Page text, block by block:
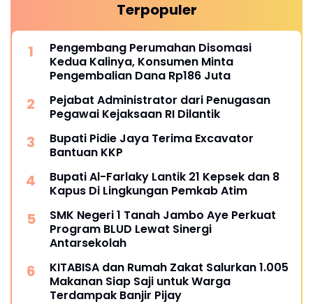
Terpopuler
Pengembang Perumahan Disomasi
Kedua Kalinya, Konsumen Minta
Pengembalian Dana Rp186 Juta
Pejabat Administrator dari Penugasan
Pegawai Kejaksaan RI Dilantik
Bupati Pidie Jaya Terima Excavator
Bantuan KKP
Bupati Al-Farlaky Lantik 21 Kepsek dan 8
Kapus Di Lingkungan Pemkab Atim
SMK Negeri 1 Tanah Jambo Aye Perkuat
Program BLUD Lewat Sinergi
Antarsekolah
KITABISA dan Rumah Zakat Salurkan 1.005
Makanan Siap Saji untuk Warga
Terdampak Banjir Pijay